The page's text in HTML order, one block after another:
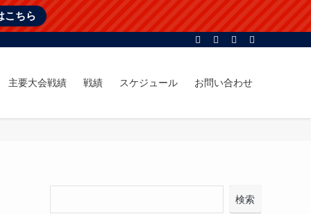
こちら
主要大会戦績 戦績 スケジュール お問い合わせ
検索